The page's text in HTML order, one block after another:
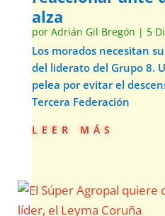
alza
por Adrián Gil Bregón | 5
Los morados necesitan
del liderato del Grupo 8.
pelea por evitar el
Tercera Federación
leer más